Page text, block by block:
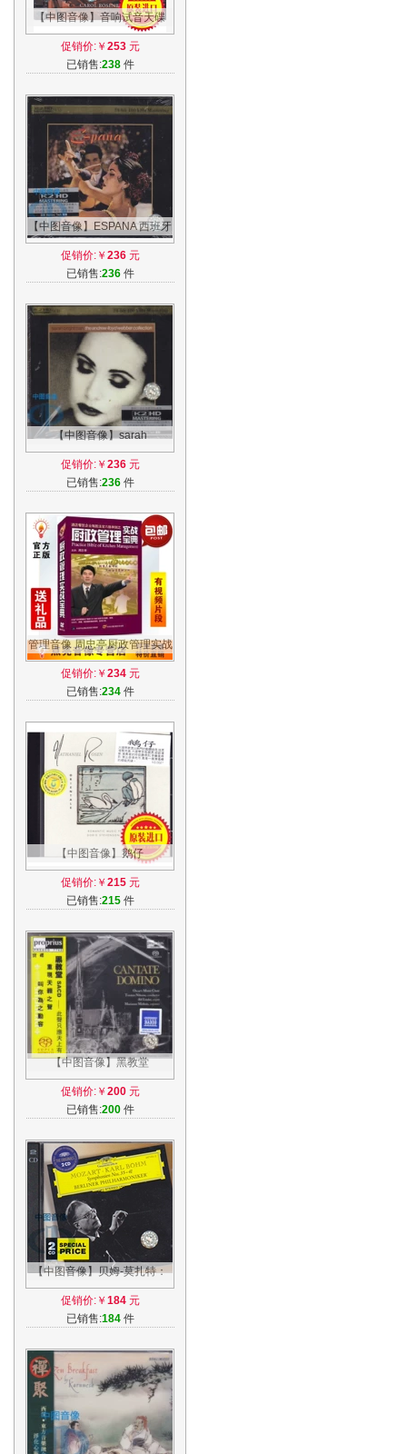
【中图音像】音响试音天碟
[动态琴皇] SACD -
SACD80012 现货
促销价:￥ 253元
已销售:238件
【中图音像】ESPANA 西班牙
国宝 西班牙舞曲 K2HD CD
4804113
促销价:￥ 236元
已销售:236件
【中图音像】sarah
brightman莎拉布莱曼 韦伯精
选 K2HD 5329363
促销价:￥ 236元
已销售:236件
管理音像 周忠亭厨政管理实战
宝典8DVD视频讲座光盘现货
促销价:￥ 234元
已销售:234件
【中图音像】鹅仔
ORIENTALE 浪漫大提琴发烧
天碟 进口CD NS0027
促销价:￥ 215元
已销售:215件
【中图音像】黑教堂
CANTATE DOMINO SACD 天
碟 PRSACD7762
促销价:￥ 200元
已销售:200件
【中图音像】贝姆-莫扎特：
No.35-41交响曲2CD 环球
4474162
促销价:￥ 184元
已销售:184件